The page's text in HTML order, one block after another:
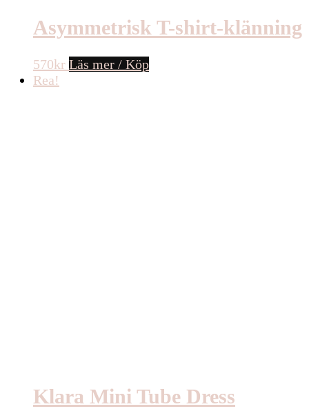
Asymmetrisk T-shirt-klänning
570kr Läs mer / Köp
Rea!
Klara Mini Tube Dress